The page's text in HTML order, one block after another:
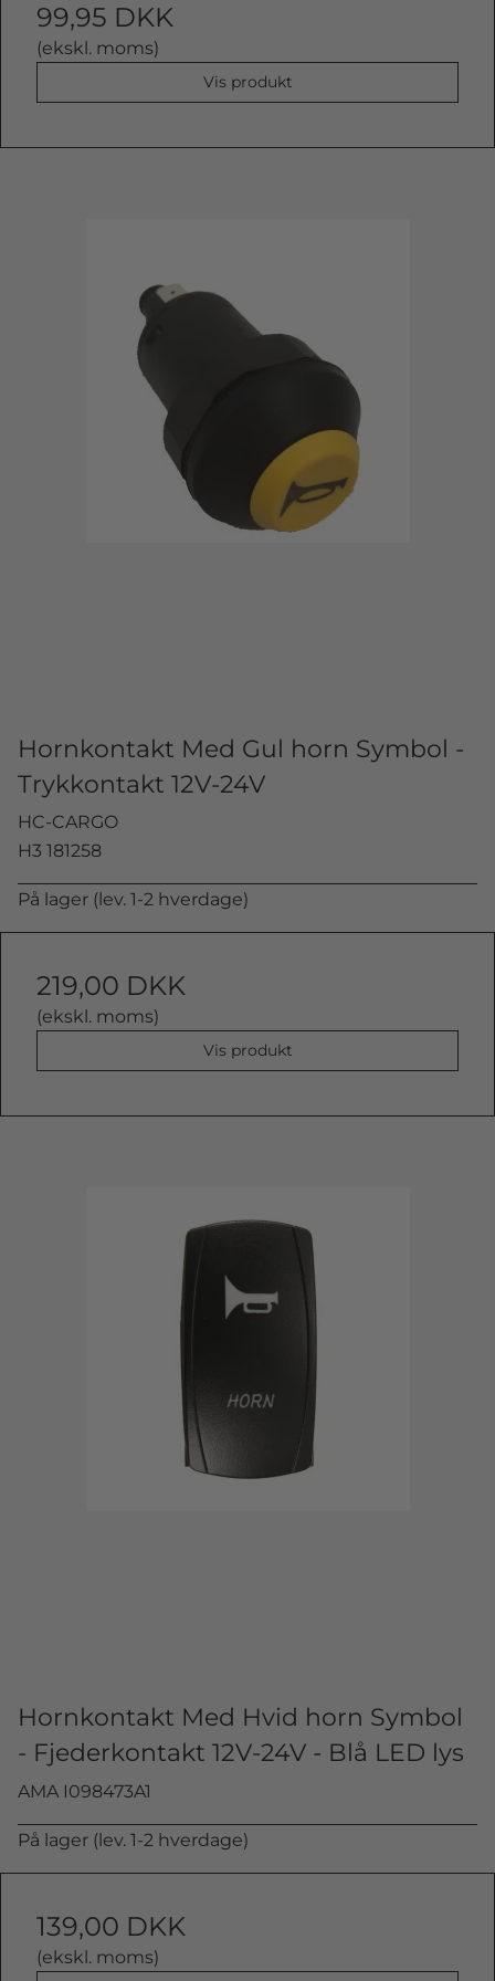
99,95 DKK
(ekskl. moms)
Vis produkt
Hornkontakt Med Gul horn Symbol -
Trykkontakt 12V-24V
HC-CARGO
H3 181258
På lager (lev. 1-2 hverdage)
219,00 DKK
(ekskl. moms)
Vis produkt
Hornkontakt Med Hvid horn Symbol
- Fjederkontakt 12V-24V - Blå LED lys
AMA I098473A1
På lager (lev. 1-2 hverdage)
139,00 DKK
(ekskl. moms)